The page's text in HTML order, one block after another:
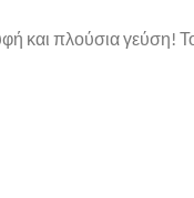
και πλούσια γεύση!